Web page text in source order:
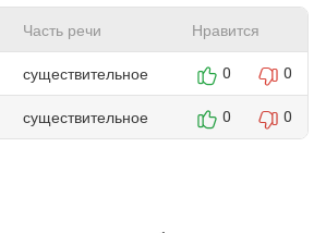
Часть речи Нравится
существительное 0 0
существительное 0 0